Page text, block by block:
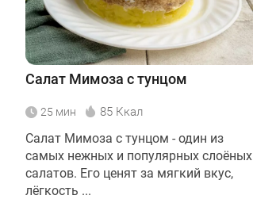
Салат Мимоза с тунцом
25 мин 85 Ккал
Салат Мимоза с тунцом - один из
самых нежных и популярных слоёных
салатов. Его ценят за мягкий вкус,
лёгкость ...